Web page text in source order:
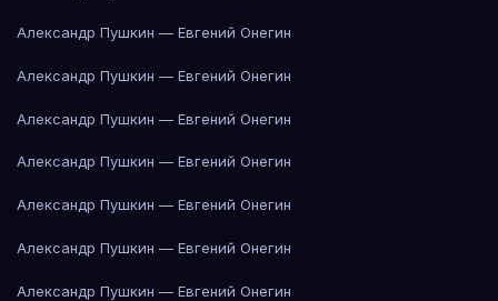
Александр Пушкин — Евгений Онегин
Александр Пушкин — Евгений Онегин
Александр Пушкин — Евгений Онегин
Александр Пушкин — Евгений Онегин
Александр Пушкин — Евгений Онегин
Александр Пушкин — Евгений Онегин
Александр Пушкин — Евгений Онегин